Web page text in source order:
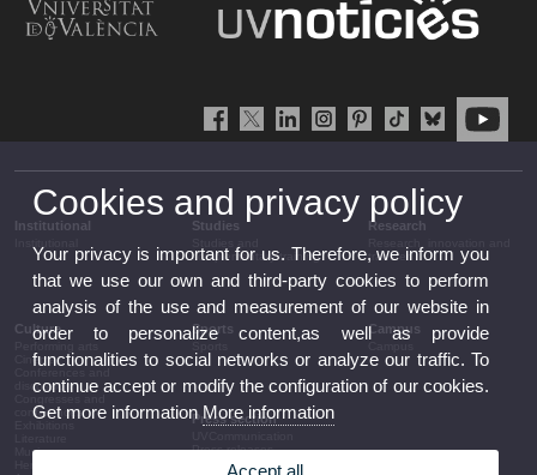
Institutional Studies
complementary training
Research
transfer
Culture
Cinema
discussion
conferences
Music
Sports Campus
Press section
Press releases
Government agenda
Cookies and privacy policy
Your privacy is important for us. Therefore, we inform you
that we use our own and third-party cookies to perform
analysis of the use and measurement of our website in
order to personalize content,as well as provide
functionalities to social networks or analyze our traffic. To
continue accept or modify the configuration of our cookies.
Get more informationMore information